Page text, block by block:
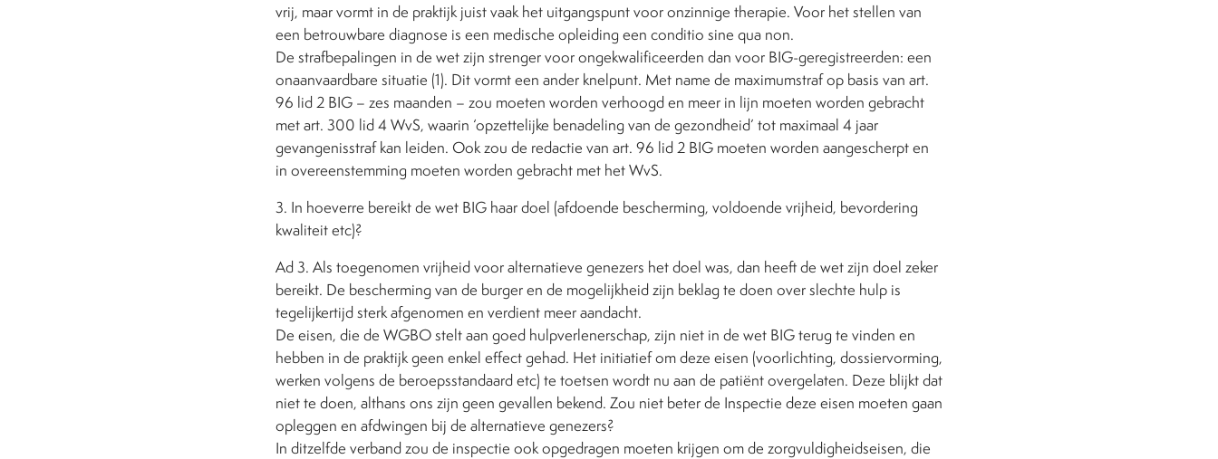
vrij, maar vormt in de praktijk juist vaak het uitgangspunt voor onzinnige therapie. Voor het stellen van
een betrouwbare diagnose is een medische opleiding een conditio sine qua non.
De strafbepalingen in de wet zijn strenger voor ongekwalificeerden dan voor BIG-geregistreerden: een
onaanvaardbare situatie (1). Dit vormt een ander knelpunt. Met name de maximumstraf op basis van art.
96 lid 2 BIG – zes maanden – zou moeten worden verhoogd en meer in lijn moeten worden gebracht
met art. 300 lid 4 WvS, waarin ‘opzettelijke benadeling van de gezondheid’ tot maximaal 4 jaar
gevangenisstraf kan leiden. Ook zou de redactie van art. 96 lid 2 BIG moeten worden aangescherpt en
in overeenstemming moeten worden gebracht met het WvS.
3. In hoeverre bereikt de wet BIG haar doel (afdoende bescherming, voldoende vrijheid, bevordering
kwaliteit etc)?
Ad 3. Als toegenomen vrijheid voor alternatieve genezers het doel was, dan heeft de wet zijn doel zeker
bereikt. De bescherming van de burger en de mogelijkheid zijn beklag te doen over slechte hulp is
tegelijkertijd sterk afgenomen en verdient meer aandacht.
De eisen, die de WGBO stelt aan goed hulpverlenerschap, zijn niet in de wet BIG terug te vinden en
hebben in de praktijk geen enkel effect gehad. Het initiatief om deze eisen (voorlichting, dossiervorming,
werken volgens de beroepsstandaard etc) te toetsen wordt nu aan de patiënt overgelaten. Deze blijkt dat
niet te doen, althans ons zijn geen gevallen bekend. Zou niet beter de Inspectie deze eisen moeten gaan
opleggen en afdwingen bij de alternatieve genezers?
In ditzelfde verband zou de inspectie ook opgedragen moeten krijgen om de zorgvuldigheidseisen, die